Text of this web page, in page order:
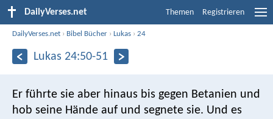
DailyVerses.net Themen Registrieren
DailyVerses.net › Bibel Bücher ›Lukas ›24
Lukas 24:50-51
Er führte sie aber hinaus bis gegen Betanien und
hob seine Hände auf und segnete sie. Und es